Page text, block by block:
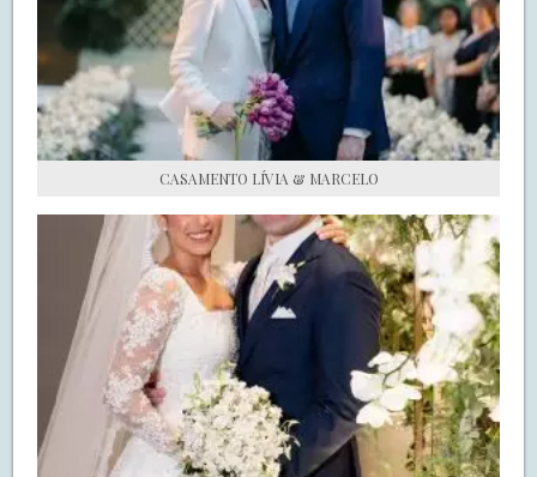
S.O.S CASADAS
FALE COM O SAY I DO
CASAMENTO LÍVIA & MARCELO